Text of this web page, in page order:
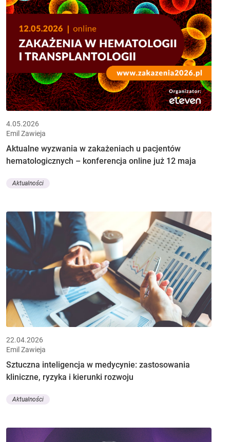
4.05.2026
Emil Zawieja
Aktualne wyzwania w zakażeniach u pacjentów
hematologicznych – konferencja online już 12 maja
Aktualności
22.04.2026
Emil Zawieja
Sztuczna inteligencja w medycynie: zastosowania
kliniczne, ryzyka i kierunki rozwoju
Aktualności